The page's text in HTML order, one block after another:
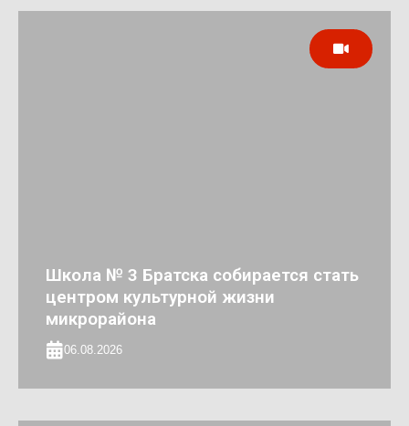
Школа № 3 Братска собирается стать
центром культурной жизни
микрорайона
06.08.2026